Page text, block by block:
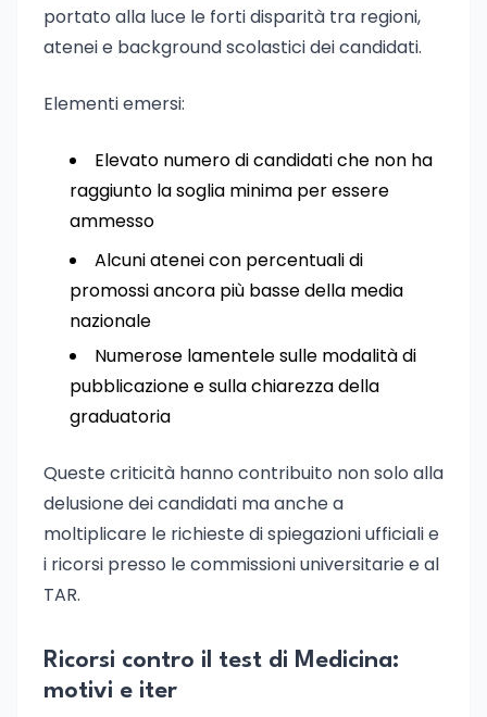
portato alla luce le forti disparità tra regioni,
atenei e background scolastici dei candidati.
Elementi emersi:
Elevato numero di candidati che non ha
raggiunto la soglia minima per essere
ammesso
Alcuni atenei con percentuali di
promossi ancora più basse della media
nazionale
Numerose lamentele sulle modalità di
pubblicazione e sulla chiarezza della
graduatoria
Queste criticità hanno contribuito non solo alla
delusione dei candidati ma anche a
moltiplicare le richieste di spiegazioni ufficiali e
i ricorsi presso le commissioni universitarie e al
TAR.
Ricorsi contro il test di Medicina:
motivi e iter